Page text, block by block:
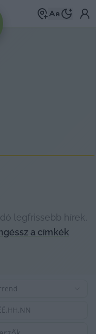
legfrissebb hírek,
a címkék